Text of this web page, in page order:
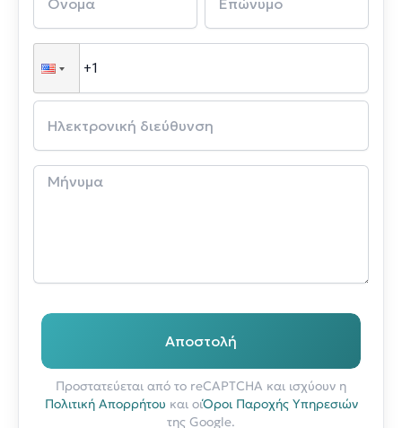
Αποστολή
Προστατεύεται από το reCAPTCHA και ισχύουν η
Πολιτική Απορρήτου και οιΌροι Παροχής Υπηρεσιών
της Google.